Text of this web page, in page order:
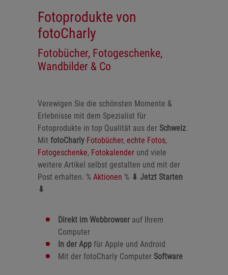
Fotoprodukte von
fotoCharly
Fotobücher, Fotogeschenke,
Wandbilder & Co
Verewigen Sie die schönsten Momente &
Erlebnisse mit dem Spezialist für
Fotoprodukte in top Qualität aus der Schweiz.
Mit fotoCharly Fotobücher, echte Fotos,
Fotogeschenke, Fotokalender und viele
weitere Artikel selbst gestalten und mit der
Post erhalten. % Aktionen % ⬇ Jetzt Starten
⬇
Direkt im Webbrowser auf Ihrem
Computer
In der App für Apple und Android
Mit der fotoCharly Computer Software